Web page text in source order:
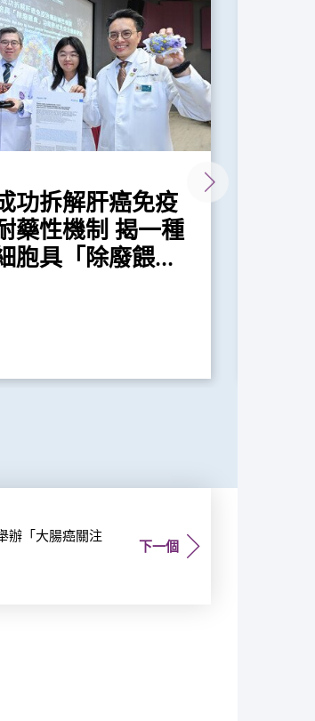
功拆解肝癌免疫
藥性機制 揭一種
胞具「除廢餵...
下一個
辦「大腸癌關注